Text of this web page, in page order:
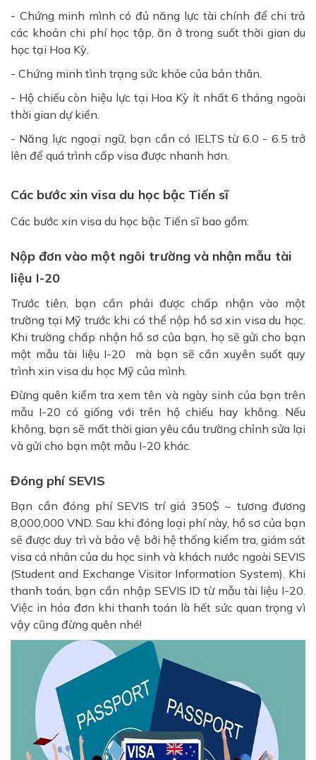
- Chứng minh mình có đủ năng lực tài chính để chi trả
các khoản chi phí học tập, ăn ở trong suốt thời gian du
học tại Hoa Kỳ.
- Chứng minh tình trạng sức khỏe của bản thân.
- Hộ chiếu còn hiệu lực tại Hoa Kỳ ít nhất 6 tháng ngoài
thời gian dự kiến.
- Năng lực ngoại ngữ, bạn cần có IELTS từ 6.0 - 6.5 trở
lên để quá trình cấp visa được nhanh hơn.
Các bước xin visa du học bậc Tiến sĩ
Các bước xin visa du học bậc Tiến sĩ bao gồm:
Nộp đơn vào một ngôi trường và nhận mẫu tài
liệu I-20
Trước tiên, bạn cần phải được chấp nhận vào một
trường tại Mỹ trước khi có thể nộp hồ sơ xin visa du học.
Khi trường chấp nhận hồ sơ của bạn, họ sẽ gửi cho bạn
một mẫu tài liệu I-20 mà bạn sẽ cần xuyên suốt quy
trình xin visa du học Mỹ của mình.
Đừng quên kiểm tra xem tên và ngày sinh của bạn trên
mẫu I-20 có giống với trên hộ chiếu hay không. Nếu
không, bạn sẽ mất thời gian yêu cầu trường chỉnh sửa lại
và gửi cho bạn một mẫu I-20 khác.
Đóng phí SEVIS
Bạn cần đóng phí SEVIS trí giá 350$ ~ tương đương
8,000,000 VND. Sau khi đóng loại phí này, hồ sơ của bạn
sẽ được duy trì và bảo vệ bởi hệ thống kiểm tra, giám sát
visa cá nhân của du học sinh và khách nước ngoài SEVIS
(Student and Exchange Visitor Information System). Khi
thanh toán, bạn cần nhập SEVIS ID từ mẫu tài liệu I-20.
Việc in hóa đơn khi thanh toán là hết sức quan trọng vì
vậy cũng đừng quên nhé!